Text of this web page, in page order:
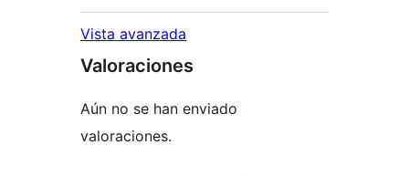
Vista avanzada
Valoraciones
Aún no se han enviado
valoraciones.